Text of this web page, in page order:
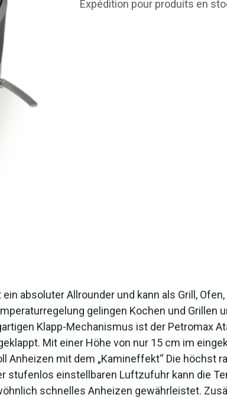
Expédition pour produits en
absoluter Allrounder und kann als Grill,
gelingen Kochen und Grillen
Klapp-Mechanismus ist der Petromax
Mit einer Höhe von nur 15 cm im
Anheizen mit dem „Kamineffekt“ Die höchst
einstellbaren Luftzufuhr kann die
schnelles Anheizen gewährleistet.